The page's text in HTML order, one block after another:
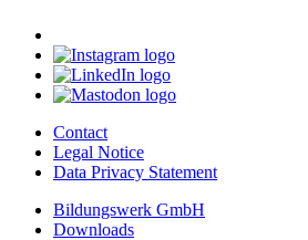
Contact
Legal Notice
Data Privacy Statement
Bildungswerk GmbH
Downloads